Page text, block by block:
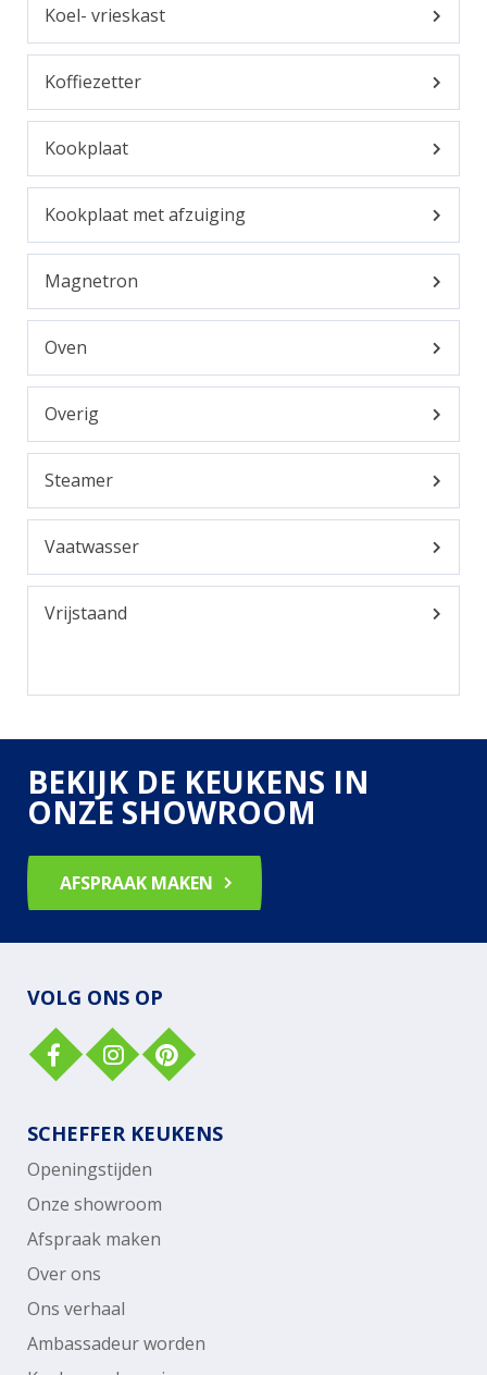
Koel- vrieskast
Koffiezetter
Kookplaat
Kookplaat met afzuiging
Magnetron
Oven
Overig
Steamer
Vaatwasser
Vrijstaand
BEKIJK DE KEUKENS IN
ONZE SHOWROOM
AFSPRAAK MAKEN
VOLG ONS OP
SCHEFFER KEUKENS
Openingstijden
Onze showroom
Afspraak maken
Over ons
Ons verhaal
Ambassadeur worden